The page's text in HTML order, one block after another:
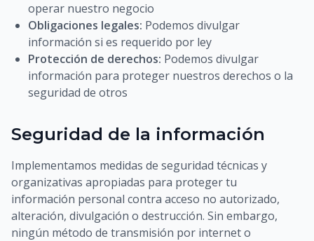
operar nuestro negocio
Obligaciones legales: Podemos divulgar
información si es requerido por ley
Protección de derechos: Podemos divulgar
información para proteger nuestros derechos o la
seguridad de otros
Seguridad de la información
Implementamos medidas de seguridad técnicas y
organizativas apropiadas para proteger tu
información personal contra acceso no autorizado,
alteración, divulgación o destrucción. Sin embargo,
ningún método de transmisión por internet o